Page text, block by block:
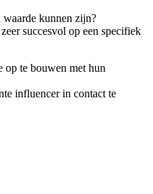
kunnen zijn?
succesvol op een specifiek
op te bouwen met hun
influencer in contact te